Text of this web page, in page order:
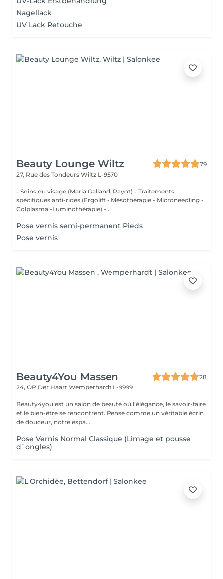
Nagellack
UV Lack Retouche
Beauty Lounge Wiltz
79
27, Rue des Tondeurs Wiltz L-9570
- Soins du visage (Maria Galland, Payot) - Traitements
spécifiques anti-rides (Ergolift - Mésothérapie - Microneedling -
Colplasma -Luminothérapie) - ...
Pose vernis semi-permanent Pieds
Pose vernis
Beauty4You Massen
28
24, OP Der Haart Wemperhardt L-9999
Beauty4you est un salon de beauté où l'élégance, le savoir-faire
et le bien-être se rencontrent. Pensé comme un véritable écrin
de douceur, notre espa...
Pose Vernis Normal Classique (Limage et pousse
d`ongles)